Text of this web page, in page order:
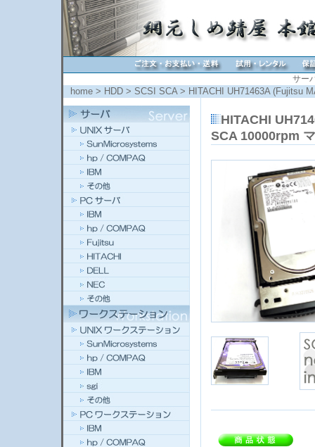
サー
home > HDD > SCSI SCA> HITACHI UH71463A (Fujitsu
HITACHI
SCA 10000rpm